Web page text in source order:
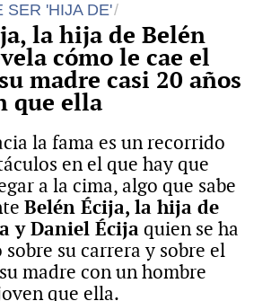
SER 'HIJA DE'
la hija de Belén
cómo le cae el
madre casi 20 años
que ella
la fama es un recorrido
en el que hay que
a la cima, algo que sabe
Belén Écija, la hija de
y Daniel Écijaquien se ha
su carrera y sobre el
madre con un hombre
que ella.